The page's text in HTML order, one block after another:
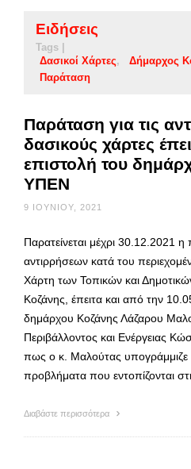
Ειδήσεις
Tags |
Δασικοί Χάρτες
Δήμαρχος
Παράταση
Παράταση για τις
δασικούς χάρτες
επιστολή του
ΥΠΕΝ
9 ΙΟΥΝΊΟΥ, 2021
Παρατείνεται μέχρι 30.12.2021
αντιρρήσεων κατά του
Χάρτη των Τοπικών και
Κοζάνης, έπειτα και από την
δημάρχου Κοζάνης Λάζαρου
Περιβάλλοντος και Ενέργειας
πως ο κ. Μαλούτας υπογράμμιζε
προβλήματα που εντοπίζονται
Διαβάστε περισσότερα